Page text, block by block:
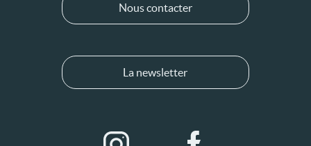
Nous contacter
La newsletter